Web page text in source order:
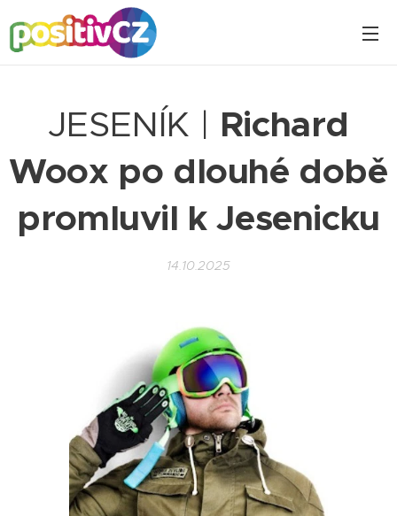
JESENÍK | Richard
Woox po dlouhé době
promluvil k Jesenicku
14.10.2025